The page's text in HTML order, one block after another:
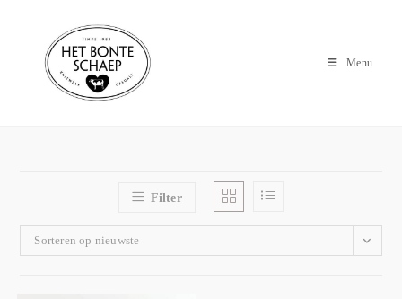
Menu
Filter
Sorteren op nieuwste